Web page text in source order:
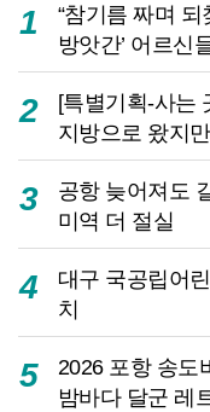
1
“참기름 짜며
방앗간’ 어르신
2
[특별기획-사는
지방으로 왔지
3
공항 늦어져도
미역 더 절실
4
대구 국공립어
치
5
2026 포항 송도
밤바다 달군 레